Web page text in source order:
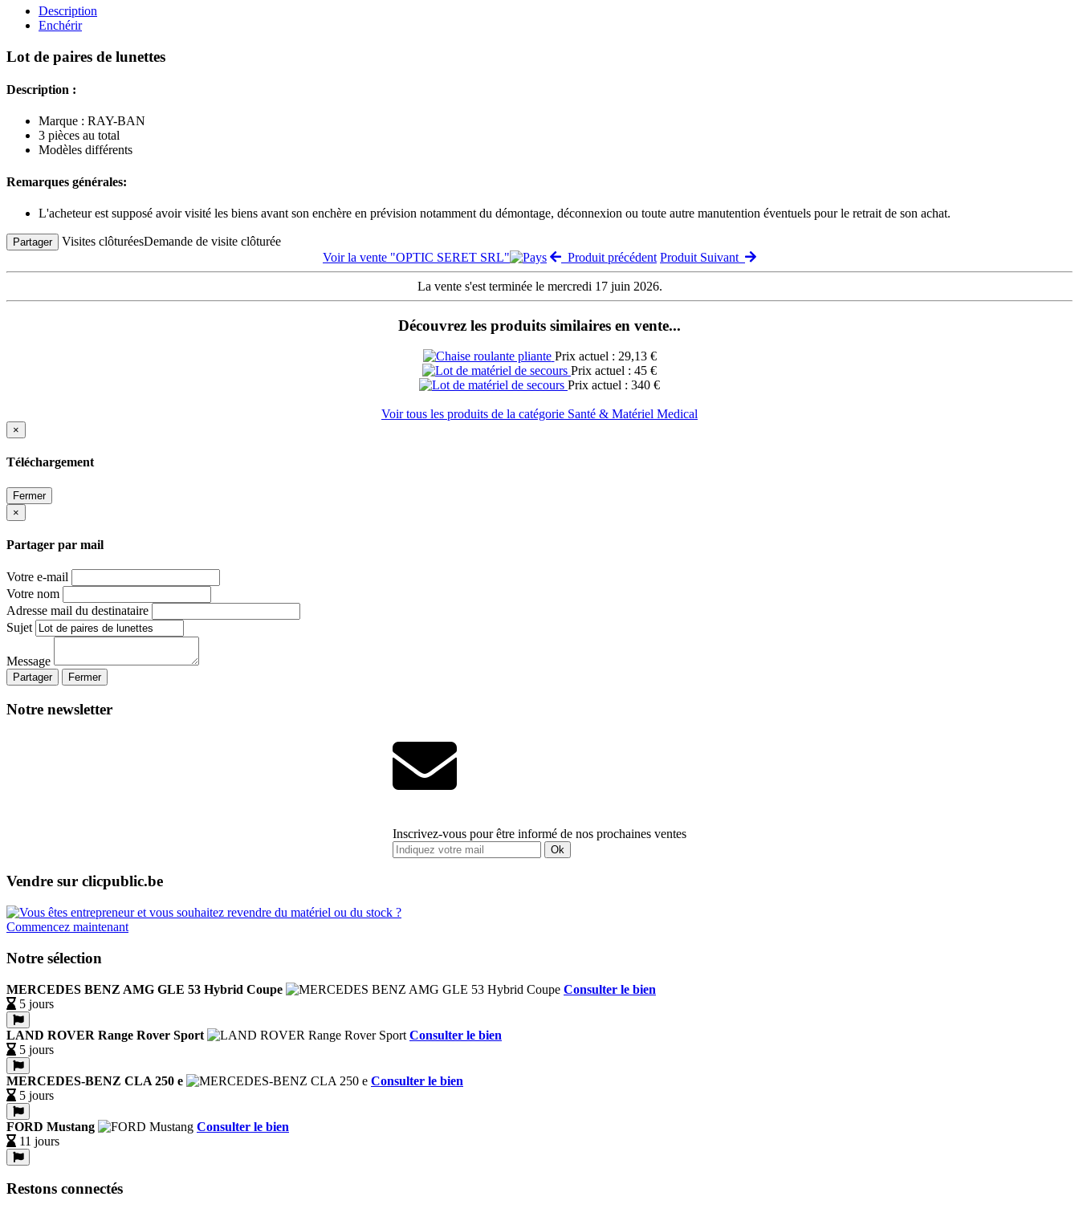
Description
Enchérir
Lot de paires de lunettes
Description :
Marque : RAY-BAN
3 pièces au total
Modèles différents
Remarques générales:
L'acheteur est supposé avoir visité les biens avant son enchère en prévision notamment du démontage, déconnexion ou toute autre manutention éventuels pour le retrait de son achat.
Partager Visites clôturéesDemande de visite clôturée
Voir la vente "OPTIC SERET SRL"
Produit précédent Produit Suivant
La vente s'est terminée le mercredi 17 juin 2026.
Découvrez les produits similaires en vente...
Prix actuel : 29,13 €
Prix actuel : 45 €
Prix actuel : 340 €
Voir tous les produits de la catégorie Santé & Matériel Medical
×
Téléchargement
Fermer
×
Partager par mail
Votre e-mail
Votre nom
Adresse mail du destinataire
Sujet
Message
Partager Fermer
Notre newsletter
Inscrivez-vous pour être informé de nos prochaines ventes
Ok
Vendre sur clicpublic.be
Commencez maintenant
Notre sélection
MERCEDES BENZ AMG GLE 53 Hybrid Coupe
Consulter le bien
5 jours
LAND ROVER Range Rover Sport
Consulter le bien
5 jours
MERCEDES-BENZ CLA 250 e
Consulter le bien
5 jours
FORD Mustang
Consulter le bien
11 jours
Restons connectés